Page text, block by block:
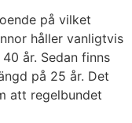
på vilket
håller vanligtvis
år. Sedan finns
på 25 år. Det
att regelbundet